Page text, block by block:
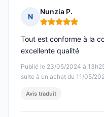
N
Nunzia P.
Note : 5 sur 5
Publié le 23/05/2024 à
suite à un achat du 11/05/
Tout est conforme à la
excellente qualité
Avis traduit